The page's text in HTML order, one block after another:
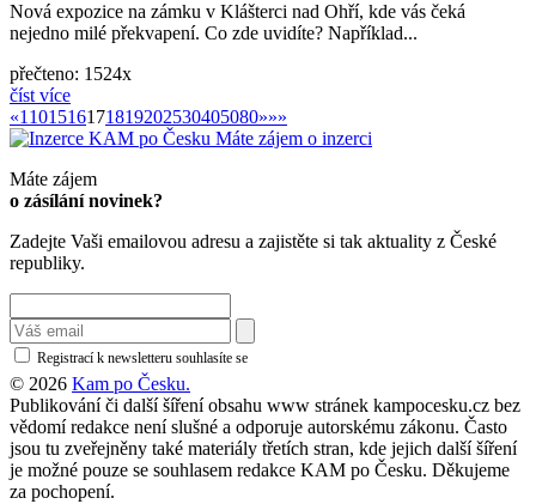
Nová expozice na zámku v Klášterci nad Ohří, kde vás čeká
nejedno milé překvapení. Co zde uvidíte? Například...
přečteno: 1524x
číst více
««1 101516171819202530405080»»
»»
Máte zájem o inzerci
Máte zájem
o zásílání novinek?
Zadejte Vaši emailovou adresu a zajistěte si tak aktuality z České
republiky.
Registrací k newsletteru souhlasíte se
© 2026 Kam po Česku.
Publikování či další šíření obsahu www stránek kampocesku.cz bez
vědomí redakce není slušné a odporuje autorskému zákonu. Často
jsou tu zveřejněny také materiály třetích stran, kde jejich další šíření
je možné pouze se souhlasem redakce KAM po Česku. Děkujeme
za pochopení.